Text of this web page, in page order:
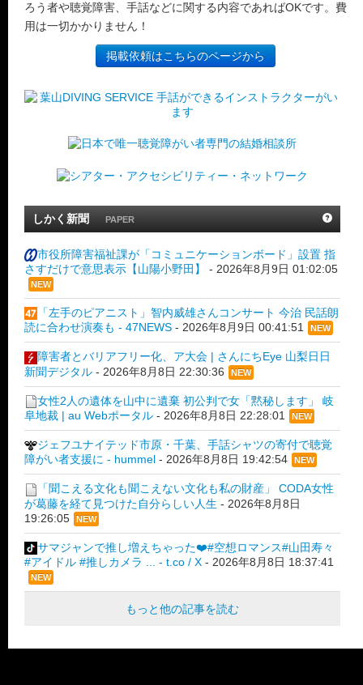
ろう者や聴覚障害、手話などに関する内容であればOKです。費
用は一切かかりません！
掲載依頼はこちらのページから
しかく新聞 PAPER
市役所障害福祉課が「コミュニケーションボード」設置 指
さすだけで意思表示【山陽小野田】
- 2026年8月9日 01:02:05
NEW
「左手のピアニスト」智内威雄さんコンサート 今治 民話朗
読に合わせ演奏も - 47NEWS - 2026年8月9日 00:41:51 NEW
障害者とバリアフリー化、ア大会 | さんにちEye 山梨日日
新聞デジタル - 2026年8月8日 22:30:36 NEW
女性2人の遺体を山中に遺棄 初公判で女「黙秘します」 岐
阜地裁 | au Webポータル - 2026年8月8日 22:28:01 NEW
ジェフユナイテッド市原・千葉、手話シャツの寄付で聴覚
障がい者支援に - hummel - 2026年8月8日 19:42:54 NEW
「聞こえる文化も聞こえない文化も私の財産」 CODA女性
が葛藤を経て見つけた自分らしい人生 - 2026年8月8日
19:26:05
NEW
サマジャンで推し増えちゃった❤️#空想ロマンス#山田寿々
#アイドル #推しカメラ ... - t.co / X - 2026年8月8日 18:37:41
NEW
もっと他の記事を読む